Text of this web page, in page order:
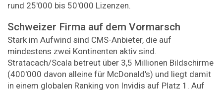
rund 25'000 bis 50'000 Lizenzen.
Schweizer Firma auf dem Vormarsch
Stark im Aufwind sind CMS-Anbieter, die auf
mindestens zwei Kontinenten aktiv sind.
Stratacach/Scala betreut über 3,5 Millionen Bildschirme
(400'000 davon alleine für McDonald's) und liegt damit
in einem globalen Ranking von Invidis auf Platz 1. Auf